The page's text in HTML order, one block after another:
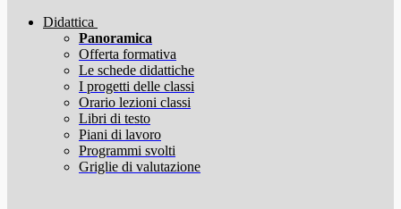
Didattica
Panoramica
Offerta formativa
Le schede didattiche
I progetti delle classi
Orario lezioni classi
Libri di testo
Piani di lavoro
Programmi svolti
Griglie di valutazione